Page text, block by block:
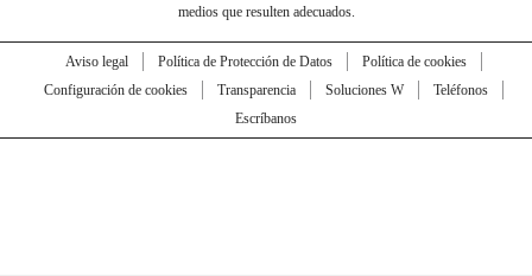
medios que resulten adecuados.
Aviso legal Política de Protección de Datos
Política de cookies
Configuración de cookies
Transparencia Soluciones W
Teléfonos
Escríbanos